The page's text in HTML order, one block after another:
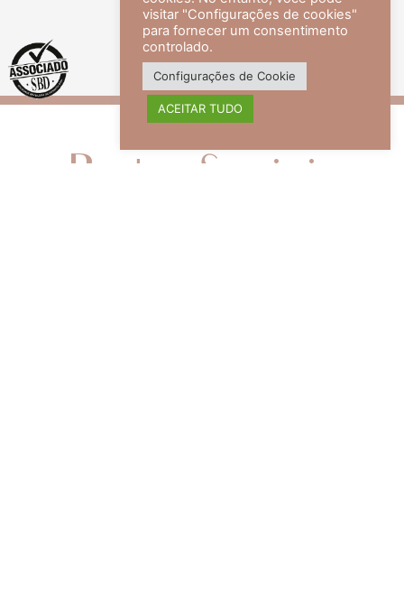
veja mais +
Redes Sociais
visitar "Configurações de cookies"
para fornecer um consentimento
controlado.
Configurações de Cookie
ACEITAR TUDO